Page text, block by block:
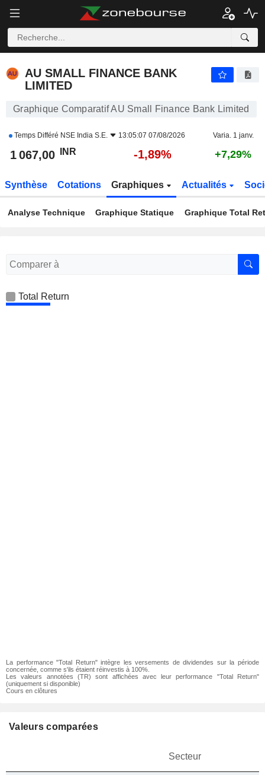
AU SMALL FINANCE BANK
LIMITED
Graphique Comparatif AU Small Finance Bank Limited
Temps Différé NSE India S.E. 13:05:07 07/08/2026 Varia. 1 janv.
1 067,00 INR -1,89% +7,29%
Synthèse Cotations Graphiques Actualités
Analyse Technique Graphique Statique Graphique Total
Total Return
La performance "Total Return" intègre les versements de dividendes sur la période
concernée, comme s'ils étaient réinvestis à 100%.
Les valeurs annotées (TR) sont affichées avec leur performance "Total Return"
(uniquement si disponible)
Cours en clôtures
Valeurs comparées
Secteur